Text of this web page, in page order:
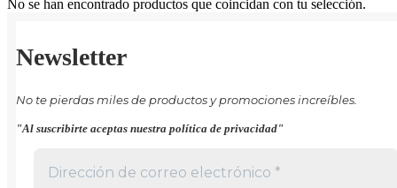
No se han encontrado productos que coincidan con tu selección.
Newsletter
No te pierdas miles de productos y promociones increíbles.
"Al suscribirte aceptas nuestra política de privacidad"